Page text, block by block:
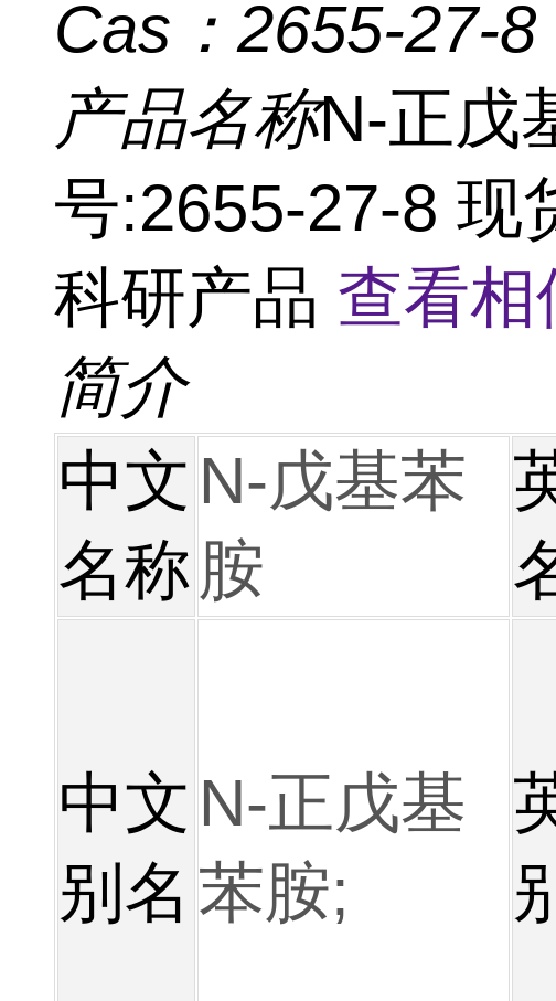
Cas： 2655-27-8
产品名称N-正戊
号:2655-27-8 现
科研产品 查看
简介
中文
名称
N-戊基苯
胺
中文
别名
N-正戊基
苯胺;